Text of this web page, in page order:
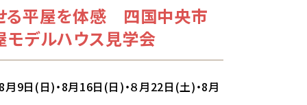
る平屋を体感 四国中央市
デルハウス見学会
9日(日)・8月16日(日)・８月22日(土)・8月